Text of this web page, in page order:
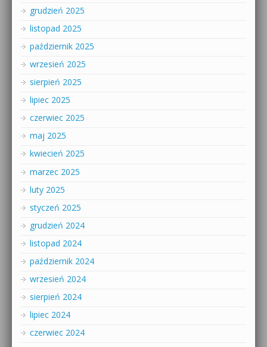
grudzień 2025
listopad 2025
październik 2025
wrzesień 2025
sierpień 2025
lipiec 2025
czerwiec 2025
maj 2025
kwiecień 2025
marzec 2025
luty 2025
styczeń 2025
grudzień 2024
listopad 2024
październik 2024
wrzesień 2024
sierpień 2024
lipiec 2024
czerwiec 2024